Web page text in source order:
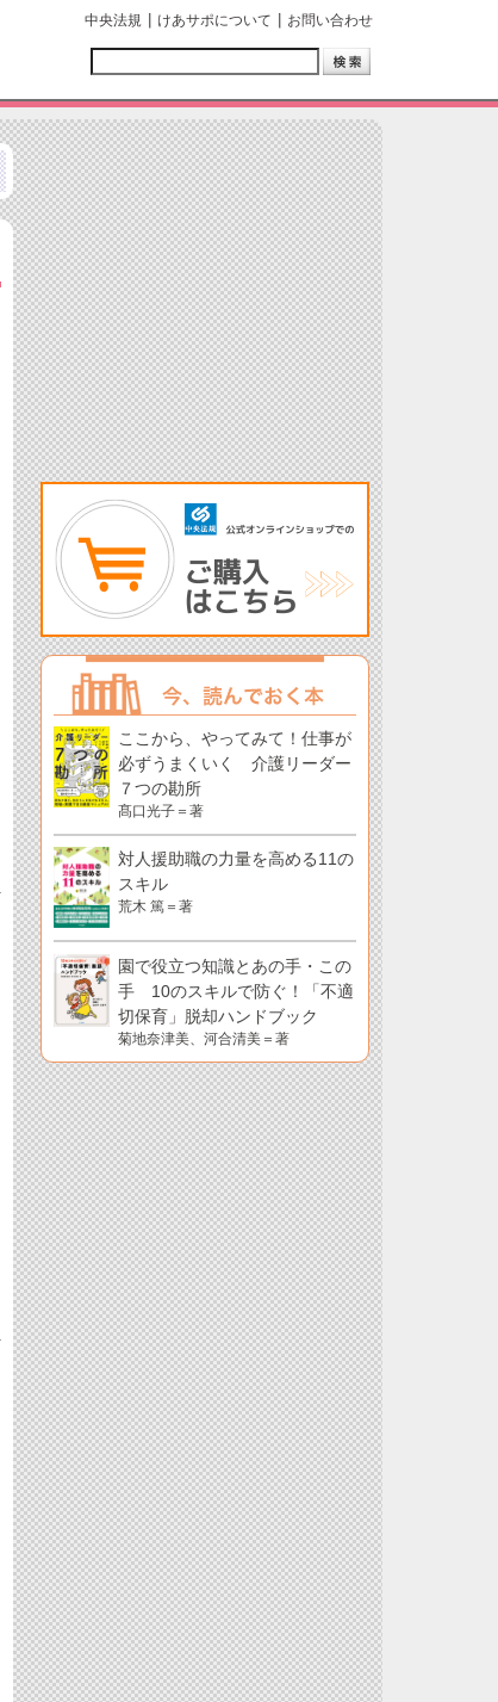
中央法規 けあサポについて お問い合わせ
ここから、やってみて！仕事が
必ずうまくいく 介護リーダー
７つの勘所
髙口光子＝著
対人援助職の力量を高める11の
スキル
荒木 篤＝著
園で役立つ知識とあの手・この
手 10のスキルで防ぐ！「不適
切保育」脱却ハンドブック
菊地奈津美、河合清美＝著